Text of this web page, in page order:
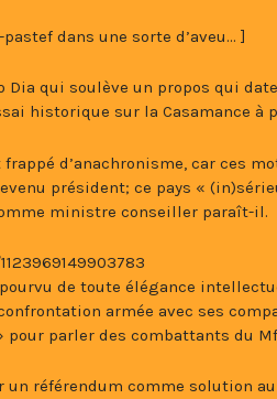
dans une sorte d’aveu… ]
Dia qui soulève un propos qui
historique sur la Casamance à
d’anachronisme, car ces
président; ce pays «
ministre conseiller paraît-il.
de toute élégance
armée avec ses
parler des combattants du
un référendum comme solution